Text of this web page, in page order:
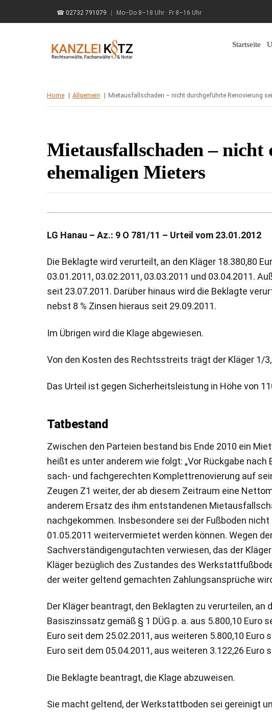
to
☎ 02732 791079 Mo–Do 8–18 Uhr · Fr 8–16 Uhr
Startseite
Home Allgemein Mietausfallschaden – nicht durchgeführte Renovierung
Mietausfallschaden – nicht
ehemaligen Mieters
LG Hanau – Az.: 9 O 781/11 – Urteil vom 23.01.2012
Die Beklagte wird verurteilt, an den Kläger 18.380,80
03.01.2011, 03.02.2011, 03.03.2011 und 03.04.2011.
seit 23.07.2011. Darüber hinaus wird die Beklagte
nebst 8 % Zinsen hieraus seit 29.09.2011.
Im Übrigen wird die Klage abgewiesen.
Von den Kosten des Rechtsstreits trägt der Kläger 1/
Das Urteil ist gegen Sicherheitsleistung in Höhe von
Tatbestand
Zwischen den Parteien bestand bis Ende 2010 ein
heißt es unter anderem wie folgt: „Vor Rückgabe
sach- und fachgerechten Komplettrenovierung auf
Zeugen Z1 weiter, der ab diesem Zeitraum eine
anderem Ersatz des ihm entstandenen
nachgekommen. Insbesondere sei der Fußboden
01.05.2011 weitervermietet werden können. Wegen
Sachverständigengutachten verwiesen, das der
Kläger bezüglich des Zustandes des
der weiter geltend gemachten Zahlungsansprüche
Der Kläger beantragt, den Beklagten zu verurteilen,
Basiszinssatz gemäß § 1 DÜG p. a. aus 5.800,10 Euro
Euro seit dem 25.02.2011, aus weiteren 5.800,10
Euro seit dem 05.04.2011, aus weiteren 3.122,26
Die Beklagte beantragt, die Klage abzuweisen.
Sie macht geltend, der Werkstattboden sei gereinigt